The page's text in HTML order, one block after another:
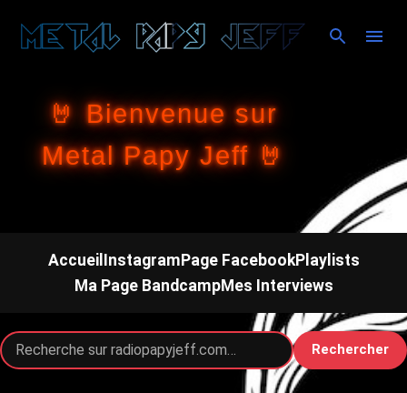
Accéder au contenu principal
🤘 Bienvenue sur
Metal Papy Jeff 🤘
Accueil InstagramPage FacebookPlaylists
Ma Page BandcampMes Interviews
Rechercher